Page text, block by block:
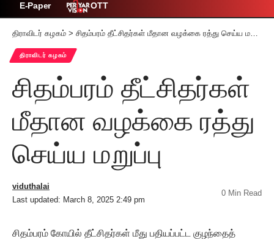
E-Paper OTT
திராவிடர் கழகம் > சிதம்பரம் தீட்சிதர்கள் மீதான வழக்கை ரத்து செய்ய மறுப்பு
திராவிடர் கழகம்
சிதம்பரம் தீட்சிதர்கள்
மீதான வழக்கை ரத்து
செய்ய மறுப்பு
Last updated: March 8, 2025 2:49 pm
viduthalai
0 Min Read
சிதம்பரம் கோயில் தீட்சிதர்கள் மீது பதியப்பட்ட குழந்தைத்